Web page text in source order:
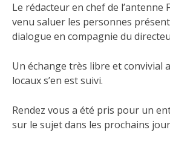
Le rédacteur en chef de l’antenne
venu saluer les personnes
dialogue en compagnie du
Un échange très libre et convivial
locaux s’en est suivi.
Rendez vous a été pris pour un
sur le sujet dans les prochains